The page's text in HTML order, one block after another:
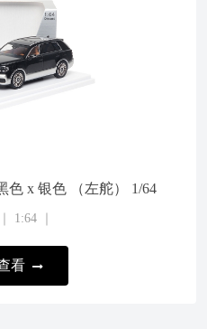
色 x 银色 （左舵） 1/64
1:64 ｜
看